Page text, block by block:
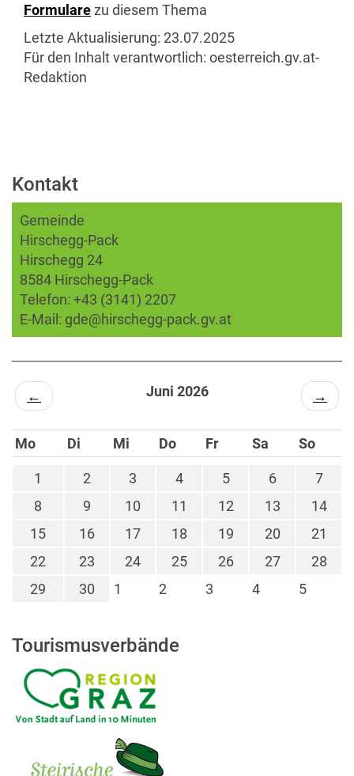
Formularezu diesem Thema
Letzte Aktualisierung: 23.07.2025
Für den Inhalt verantwortlich: oesterreich.gv.at-
Redaktion
Kontakt
Gemeinde
Hirschegg-Pack
Hirschegg 24
8584 Hirschegg-Pack
Telefon: +43 (3141) 2207
E-Mail: gde@hirschegg-pack.gv.at
← Juni 2026 →
Mo Di Mi Do Fr Sa So
1 2 3 4 5 6
7
8
9 10 11 12 13
14
15
16 17 18 19 20
21
22
23 24 25 26 27
28
29
30 1 2 3 4 5
Tourismusverbände